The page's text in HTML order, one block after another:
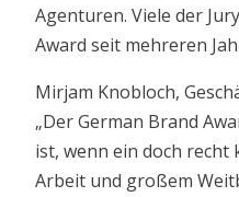
Agenturen. Viele der
Award seit mehreren
Mirjam Knobloch,
„Der German Brand
ist, wenn ein doch recht
Arbeit und großem